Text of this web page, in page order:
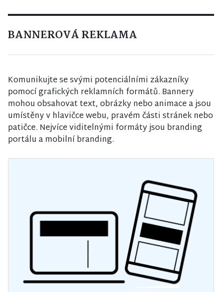
BANNEROVÁ REKLAMA
Komunikujte se svými potenciálními zákazníky
pomocí grafických reklamních formátů. Bannery
mohou obsahovat text, obrázky nebo animace a jsou
umístěny v hlavičce webu, pravém části stránek nebo
patičce. Nejvíce viditelnými formáty jsou branding
portálu a mobilní branding.